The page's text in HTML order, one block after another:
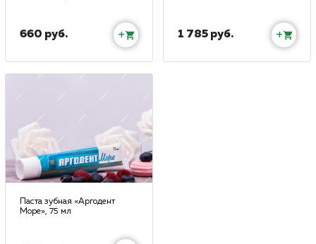
660 руб. + 1 785 руб. +
Паста зубная «Аргодент
Море», 75 мл